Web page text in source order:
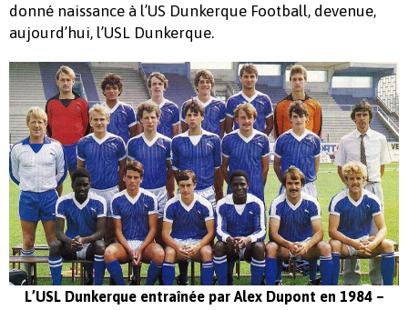
donné naissance à l’US Dunkerque Football, devenue,
aujourd’hui, l’USL Dunkerque.
L’USL Dunkerque entraînée par Alex Dupont en 1984 –